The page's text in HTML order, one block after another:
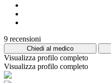
9 recensioni
Chiedi al medico
Visualizza profilo completo
Visualizza profilo completo